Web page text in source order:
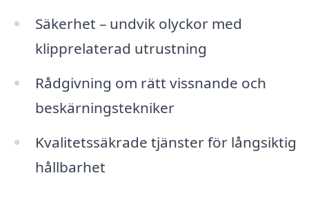
Säkerhet – undvik olyckor med
klipprelaterad utrustning
Rådgivning om rätt vissnande och
beskärningstekniker
Kvalitetssäkrade tjänster för långsiktig
hållbarhet